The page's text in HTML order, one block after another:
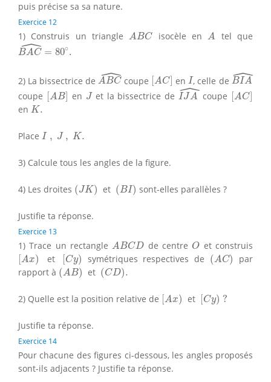
puis précise sa sa nature.
Exercice 12
1) Construis un triangleABC
A BC isocèle enA
A tel que
ˆ
BAC = 80∘.
BAC^=80∘.
2) La bissectrice de ˆ
ABC
ABC^
coupe [AC
[ AC] enII, celle de ˆ
BIA
BIA^
coupe AB]
[ A B] en Jet la bissectrice deˆ
IJA
IJA^
coupe [AC
[ AC]
en K.
K.
Place I , J , K.
I, K
3) Calcule tous les angles de la figure.
4) Les droites (JK)
(J K) et (BI)
(BI) sont-elles parallèles ?
Justifie ta réponse.
Exercice 13
1) Trace un rectangleABCD
A BCD de centre O
O et construis
Ax)
[A x) et Cy)
[Cy) symétriques respectives de (AC)
(AC)
par
rapport à (AB)
(AB) et (CD).
(CD).
2) Quelle est la position relative de Ax)
[ A x) et Cy) ?
[Cy) ?
Justifie ta réponse.
Exercice 14
Pour chacune des figures ci-dessous, les angles proposés
sont-ils adjacents ? Justifie ta réponse.